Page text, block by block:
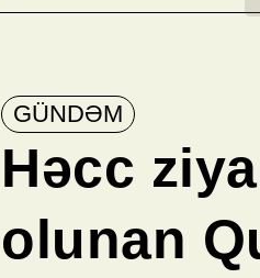
GÜNDƏM
Həcc
olunan